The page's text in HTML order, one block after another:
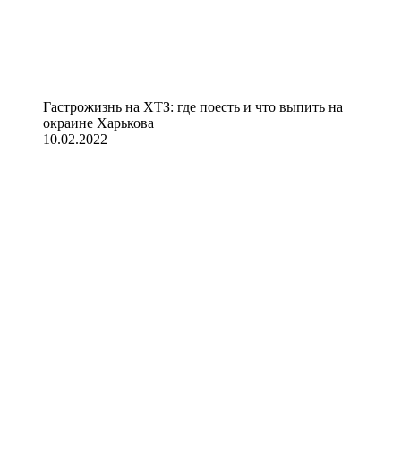
Гастрожизнь на ХТЗ: где поесть и что выпить на
окраине Харькова
10.02.2022